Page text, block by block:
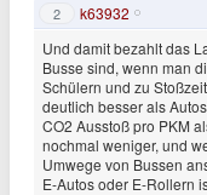
2 k63932
Und damit bezahlt das
Busse sind, wenn man
Schülern und zu
deutlich besser als
CO2 Ausstoß pro PKM
nochmal weniger, und
Umwege von Bussen
E-Autos oder E-Rollern